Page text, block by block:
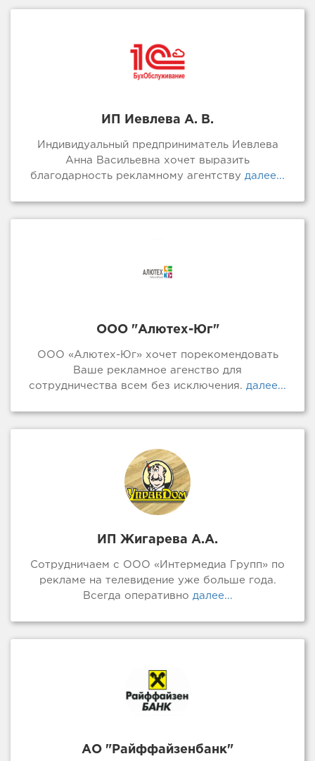
ИП Иевлева А. В.
Индивидуальный предприниматель Иевлева
Анна Васильевна хочет выразить
благодарность рекламному агентству далее...
ООО "Алютех-Юг"
ООО «Алютех-Юг» хочет порекомендовать
Ваше рекламное агенство для
сотрудничества всем без исключения. далее...
ИП Жигарева А.А.
Сотрудничаем с ООО «Интермедиа Групп» по
рекламе на телевидение уже больше года.
Всегда оперативно далее...
АО "Райффайзенбанк"